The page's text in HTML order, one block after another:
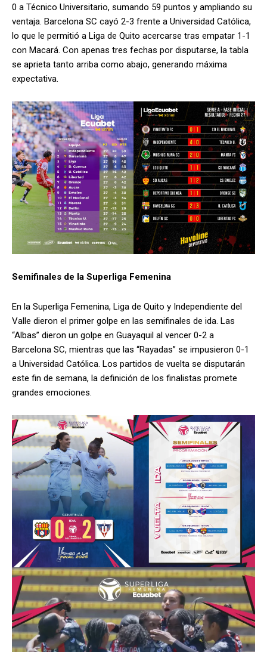
0 a Técnico Universitario, sumando 59 puntos y ampliando su
ventaja. Barcelona SC cayó 2-3 frente a Universidad Católica,
lo que le permitió a Liga de Quito acercarse tras empatar 1-1
con Macará. Con apenas tres fechas por disputarse, la tabla
se aprieta tanto arriba como abajo, generando máxima
expectativa.
Semifinales de la Superliga Femenina
En la Superliga Femenina, Liga de Quito y Independiente del
Valle dieron el primer golpe en las semifinales de ida. Las
“Albas” dieron un golpe en Guayaquil al vencer 0-2 a
Barcelona SC, mientras que las “Rayadas” se impusieron 0-1
a Universidad Católica. Los partidos de vuelta se disputarán
este fin de semana, la definición de los finalistas promete
grandes emociones.